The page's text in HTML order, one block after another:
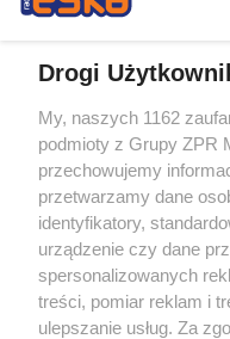
Drogi
My, naszych 1162
podmioty z Grupy ZPR
przechowujemy
przetwarzamy dane
identyfikatory,
urządzenie czy dane
spersonalizowanych
treści, pomiar reklam i
ulepszanie usług. Za